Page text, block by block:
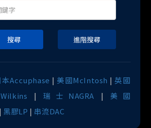
進階搜尋
搜尋
本Accuphase | 美國McIntosh |英國
|瑞士NAGRA | 美國
| 黑膠LP | 串流DAC